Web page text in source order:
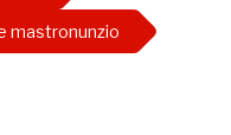
mastronunzio